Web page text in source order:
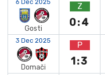
6 Dec 2025
Gosti
Z
0:4
3 Dec 2025
Domači
P
1:3